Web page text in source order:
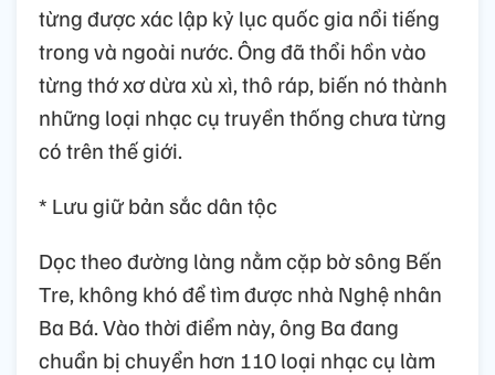
từng được xác lập kỷ lục quốc gia nổi tiếng
trong và ngoài nước. Ông đã thổi hồn vào
từng thớ xơ dừa xù xì, thô ráp, biến nó thành
những loại nhạc cụ truyền thống chưa từng
có trên thế giới.
* Lưu giữ bản sắc dân tộc
Dọc theo đường làng nằm cặp bờ sông Bến
Tre, không khó để tìm được nhà Nghệ nhân
Ba Bá. Vào thời điểm này, ông Ba đang
chuẩn bị chuyển hơn 110 loại nhạc cụ làm